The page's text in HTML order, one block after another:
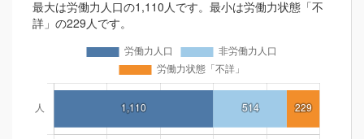
最大は労働力人口の1,110人です。最小は労働力状態「不
詳」の229人です。